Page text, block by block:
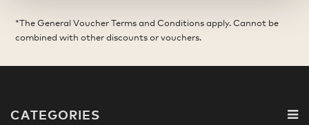
*The General Voucher Terms and Conditions apply. Cannot be
combined with other discounts or vouchers.
CATEGORIES